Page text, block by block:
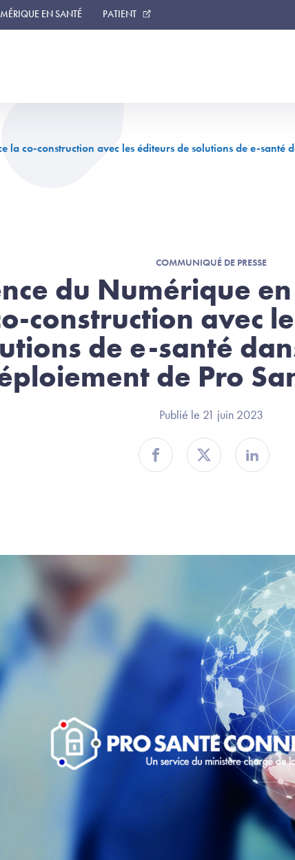
EN SANTÉ PATIENT
la co-construction avec les éditeurs de solutions de e-santé
COMMUNIQUÉ DE PRESSE
du Numérique
construction avec
de e-santé
de Pro
Publié le 21 juin 2023
Partager sur Facebook
Partager sur